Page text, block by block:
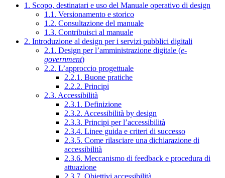
1. Scopo, destinatari e uso del Manuale operativo di design
1.1. Versionamento e storico
1.2. Consultazione del manuale
1.3. Contribuisci al manuale
2. Introduzione al design per i servizi pubblici digitali
2.1. Design per l’amministrazione digitale (e-
government)
2.2. L’approccio progettuale
2.2.1. Buone pratiche
2.2.2. Principi
2.3. Accessibilità
2.3.1. Definizione
2.3.2. Accessibilità by design
2.3.3. Principi per l’accessibilità
2.3.4. Linee guida e criteri di successo
2.3.5. Come rilasciare una dichiarazione di
accessibilità
2.3.6. Meccanismo di feedback e procedura di
attuazione
2.3.7. Obiettivi accessibilità